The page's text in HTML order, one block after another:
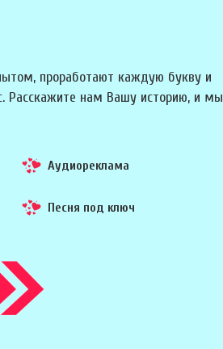
проработают каждую букву и
Расскажите нам Вашу историю, и мы
Аудиореклама
Песня под ключ